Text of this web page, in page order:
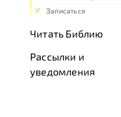
Записаться
Читать Библию
Рассылки и
уведомления